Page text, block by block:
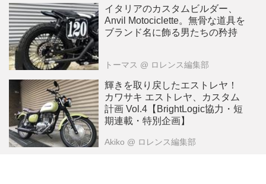
イタリアのカスタムビルダー、
Anvil Motociclette。無骨な道具を
ブランド名に飾る男たちの矜持
トーマス @ ロレンス編集部
輝きを取り戻したエストレヤ！
カワサキ エストレヤ、カスタム
計画 Vol.4【BrightLogic協力・短
期連載・特別企画】
Akiko @ ロレンス編集部